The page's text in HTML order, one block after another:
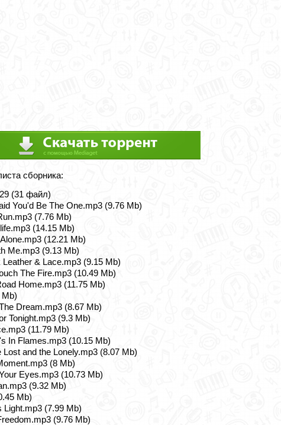
сборника:
(31 файл)
You'd Be The One.mp3 (9.76 Mb)
(7.76 Mb)
(14.15 Mb)
(12.21 Mb)
Me.mp3 (9.13 Mb)
& Lace.mp3 (9.15 Mb)
The Fire.mp3 (10.49 Mb)
Home.mp3 (11.75 Mb)
Dream.mp3 (8.67 Mb)
Tonight.mp3 (9.3 Mb)
(11.79 Mb)
In Flames.mp3 (10.15 Mb)
and the Lonely.mp3 (8.07 Mb)
(8 Mb)
Eyes.mp3 (10.73 Mb)
(9.32 Mb)
Mb)
Light.mp3 (7.99 Mb)
(9.76 Mb)